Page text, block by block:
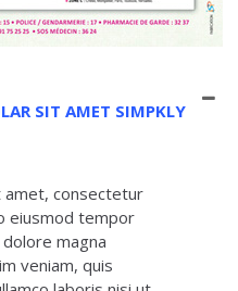
SIT AMET SIMPKLY
amet, consectetur
eiusmod tempor
magna
veniam, quis